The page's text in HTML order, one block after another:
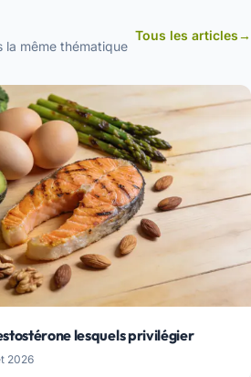
la même thématique
Tous les articles→
lesquels privilégier
2026